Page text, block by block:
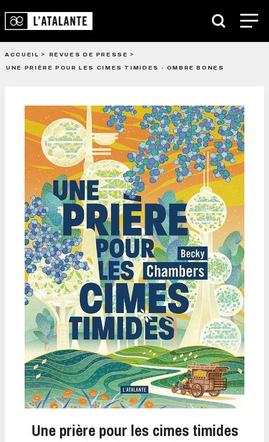
ACCUEIL
REVUES DE PRESSE
UNE PRIÈRE POUR LES CIMES TIMIDES - OMBRE BONES
Une prière pour les cimes timides